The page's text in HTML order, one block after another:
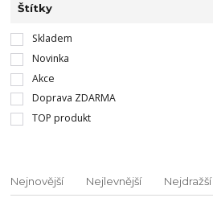
Štítky
Skladem
Novinka
Akce
Doprava ZDARMA
TOP produkt
Nejnovější Nejlevnější Nejdražší